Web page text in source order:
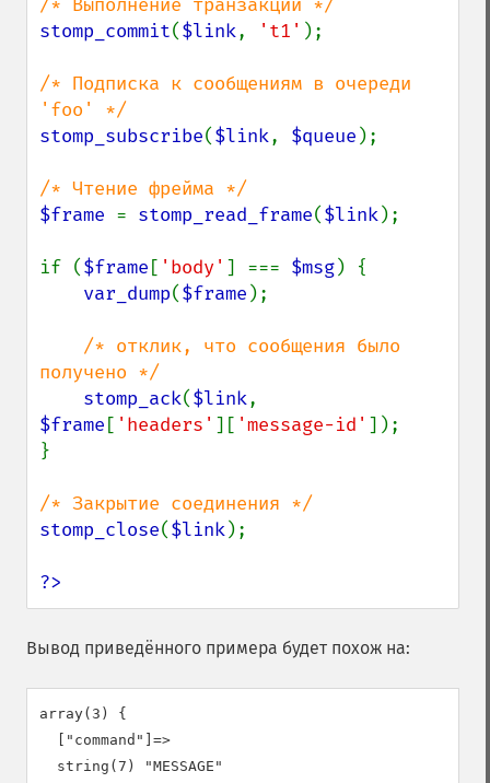
stomp_commit($link, 't1' );
/* Подписка к сообщениям в очереди
stomp_subscribe($link, $queue );
$frame = stomp_read_frame($link);
if ($frame [ 'body' ] === $msg) {
var_dump($frame );
/* отклик, что сообщения было
получено */
stomp_ack($link
$frame [ 'headers' ][ 'message-id' ]);
}
stomp_close($link);
?>
Вывод приведённого примера будет похож на:
array(3) {
  ["command"]=>
  string(7) "MESSAGE"